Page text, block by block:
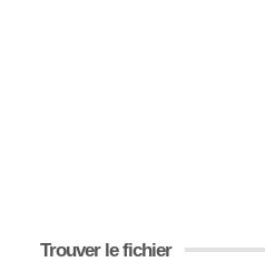
Trouver le fichier